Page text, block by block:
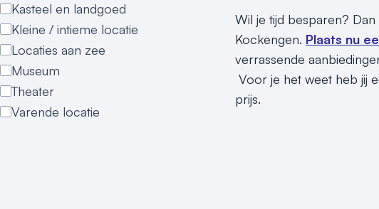
Kasteel en landgoed
Kleine / intieme locatie
Locaties aan zee
Museum
Theater
Varende locatie
Wil je tijd besparen?
Kockengen. Plaats nu
verrassende
Voor je het weet heb jij
prijs.